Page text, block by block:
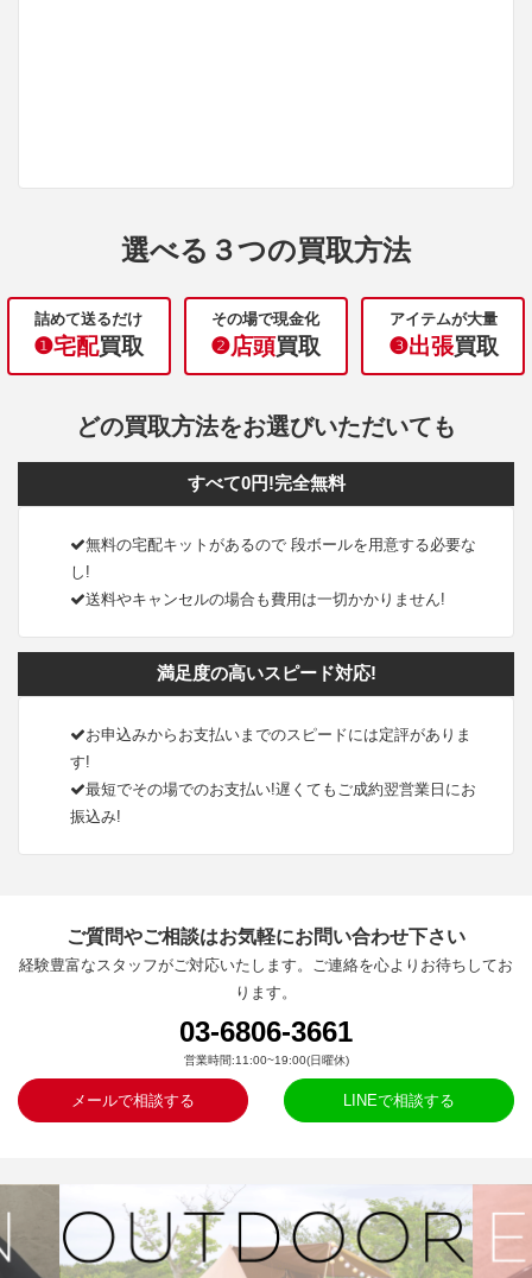
選べる３つの買取方法
詰めて送るだけ
❶宅配買取
その場で現金化
❷店頭買取
アイテムが大量
❸出張買取
どの買取方法をお選びいただいても
すべて0円!完全無料
無料の宅配キットがあるので 段ボールを用意する必要な
し!
送料やキャンセルの場合も費用は一切かかりません!
満足度の高いスピード対応!
お申込みからお支払いまでのスピードには定評がありま
す!
最短でその場でのお支払い!遅くてもご成約翌営業日にお
振込み!
ご質問やご相談はお気軽にお問い合わせ下さい
経験豊富なスタッフがご対応いたします。ご連絡を心よりお待ちしてお
ります。
03-6806-3661
営業時間:11:00~19:00(日曜休)
メールで相談する LINEで相談する